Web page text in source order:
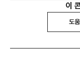
이
도